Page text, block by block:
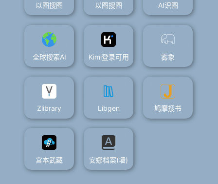
以图搜图 以图搜图 AI识图
全球搜索AI Kimi登录可用 雾象
Zlibrary Libgen 鸠摩搜书
宫本武藏 安娜档案(墙)